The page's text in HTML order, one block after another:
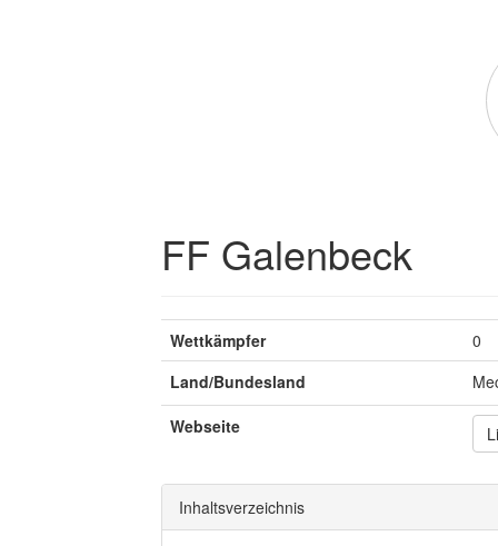
FF Galenbeck
Wettkämpfer
0
Land/Bundesland
Webseite
Inhaltsverzeichnis